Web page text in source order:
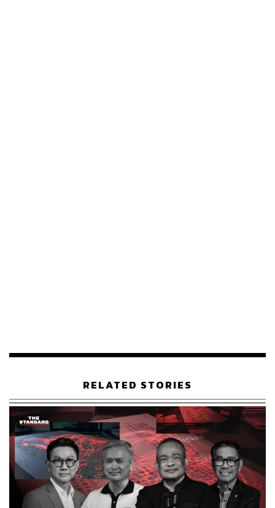
นอกจากนี้ยังสร้างความขัดแย้งและแตกแยก กระจัดกระจาย
RELATED STORIES